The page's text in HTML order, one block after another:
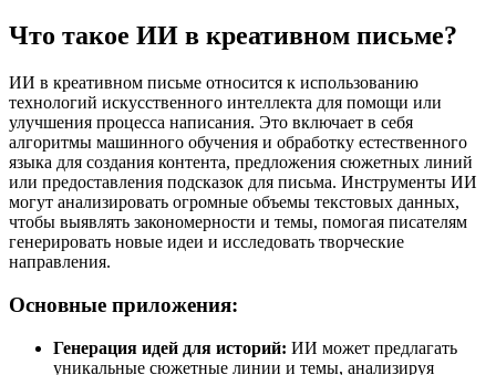
Что такое ИИ в креативном письме?
ИИ в креативном письме относится к использованию
технологий искусственного интеллекта для помощи или
улучшения процесса написания. Это включает в себя
алгоритмы машинного обучения и обработку естественного
языка для создания контента, предложения сюжетных линий
или предоставления подсказок для письма. Инструменты ИИ
могут анализировать огромные объемы текстовых данных,
чтобы выявлять закономерности и темы, помогая писателям
генерировать новые идеи и исследовать творческие
направления.
Основные приложения:
Генерация идей для историй: ИИ может предлагать
уникальные сюжетные линии и темы, анализируя